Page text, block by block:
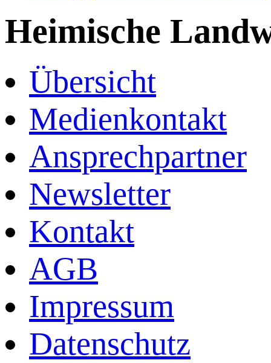
Heimische
Übersicht
Medienkontakt
Ansprechpartner
Newsletter
Kontakt
AGB
Impressum
Datenschutz